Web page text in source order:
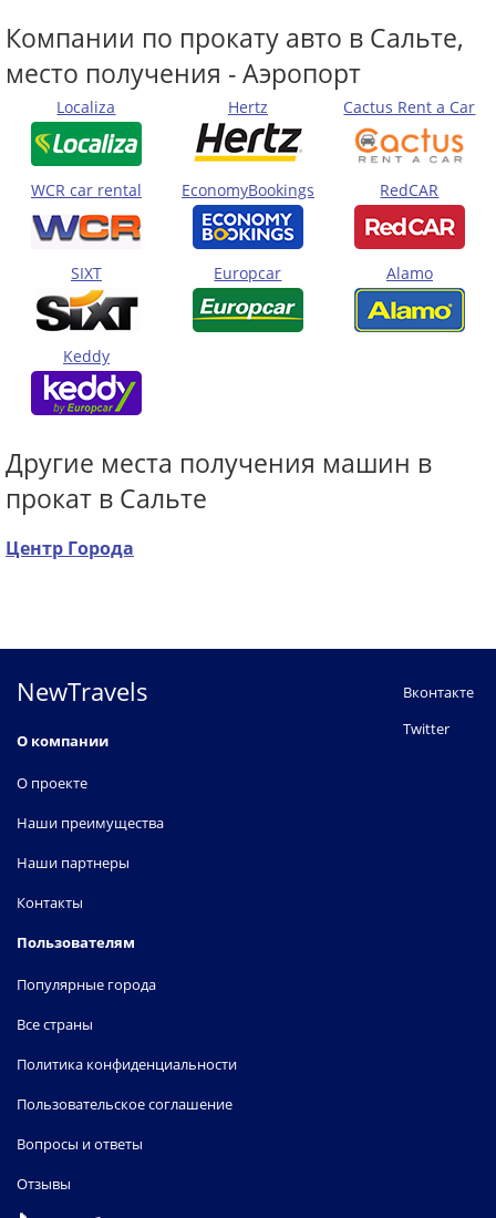
Компании по прокату авто в Сальте,
место получения - Аэропорт
Localiza Hertz Cactus Rent a Car
WCR car rental EconomyBookings RedCAR
SIXT Europcar Alamo
Keddy
Другие места получения машин в
прокат в Сальте
Центр Города
NewTravels
О компании
О проекте
Наши преимущества
Наши партнеры
Контакты
Пользователям
Популярные города
Все страны
Политика конфиденциальности
Пользовательское соглашение
Вопросы и ответы
Отзывы
Вконтакте
Twitter